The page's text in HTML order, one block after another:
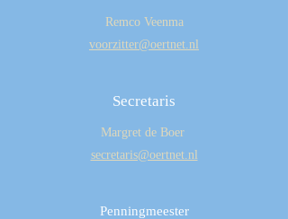
Remco Veenma
voorzitter@oertnet.nl
Secretaris
Margret de Boer
secretaris@oertnet.nl
Penningmeester